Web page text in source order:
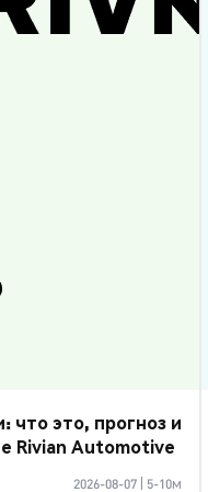
что это, прогноз и
Rivian Automotive
2026-08-07 5-10м